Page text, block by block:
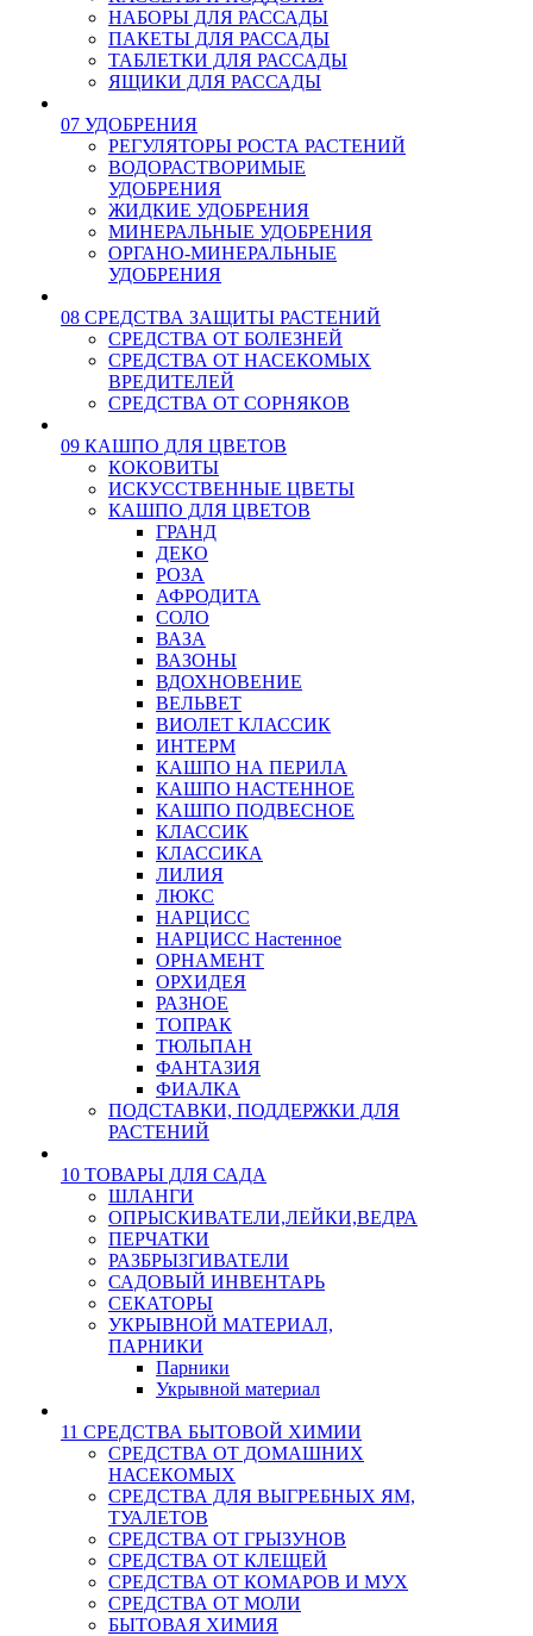
НАБОРЫ ДЛЯ РАССАДЫ
ПАКЕТЫ ДЛЯ РАССАДЫ
ТАБЛЕТКИ ДЛЯ РАССАДЫ
ЯЩИКИ ДЛЯ РАССАДЫ
07 УДОБРЕНИЯ
РЕГУЛЯТОРЫ РОСТА РАСТЕНИЙ
ВОДОРАСТВОРИМЫЕ
УДОБРЕНИЯ
ЖИДКИЕ УДОБРЕНИЯ
МИНЕРАЛЬНЫЕ УДОБРЕНИЯ
ОРГАНО-МИНЕРАЛЬНЫЕ
УДОБРЕНИЯ
08 СРЕДСТВА ЗАЩИТЫ РАСТЕНИЙ
СРЕДСТВА ОТ БОЛЕЗНЕЙ
СРЕДСТВА ОТ НАСЕКОМЫХ
ВРЕДИТЕЛЕЙ
СРЕДСТВА ОТ СОРНЯКОВ
09 КАШПО ДЛЯ ЦВЕТОВ
КОКОВИТЫ
ИСКУССТВЕННЫЕ ЦВЕТЫ
КАШПО ДЛЯ ЦВЕТОВ
ГРАНД
ДЕКО
РОЗА
АФРОДИТА
СОЛО
ВАЗА
ВАЗОНЫ
ВДОХНОВЕНИЕ
ВЕЛЬВЕТ
ВИОЛЕТ КЛАССИК
ИНТЕРМ
КАШПО НА ПЕРИЛА
КАШПО НАСТЕННОЕ
КАШПО ПОДВЕСНОЕ
КЛАССИК
КЛАССИКА
ЛИЛИЯ
ЛЮКС
НАРЦИСС
НАРЦИСС Настенное
ОРНАМЕНТ
ОРХИДЕЯ
РАЗНОЕ
ТОПРАК
ТЮЛЬПАН
ФАНТАЗИЯ
ФИАЛКА
ПОДСТАВКИ, ПОДДЕРЖКИ ДЛЯ
РАСТЕНИЙ
10 ТОВАРЫ ДЛЯ САДА
ШЛАНГИ
ОПРЫСКИВАТЕЛИ,ЛЕЙКИ,ВЕДРА
ПЕРЧАТКИ
РАЗБРЫЗГИВАТЕЛИ
САДОВЫЙ ИНВЕНТАРЬ
СЕКАТОРЫ
УКРЫВНОЙ МАТЕРИАЛ,
ПАРНИКИ
Парники
Укрывной материал
11 СРЕДСТВА БЫТОВОЙ ХИМИИ
СРЕДСТВА ОТ ДОМАШНИХ
НАСЕКОМЫХ
СРЕДСТВА ДЛЯ ВЫГРЕБНЫХ ЯМ,
ТУАЛЕТОВ
СРЕДСТВА ОТ ГРЫЗУНОВ
СРЕДСТВА ОТ КЛЕЩЕЙ
СРЕДСТВА ОТ КОМАРОВ И МУХ
СРЕДСТВА ОТ МОЛИ
БЫТОВАЯ ХИМИЯ